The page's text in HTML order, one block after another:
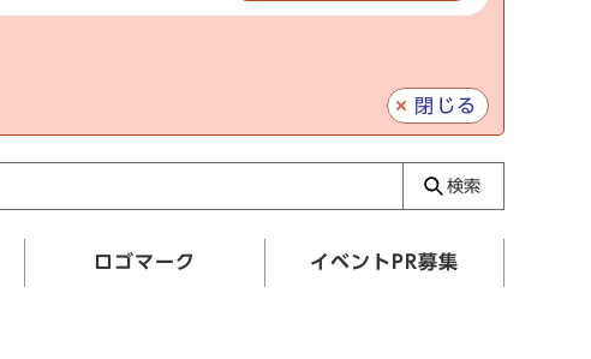
閉じる
検索
ロゴマーク イベントPR募集